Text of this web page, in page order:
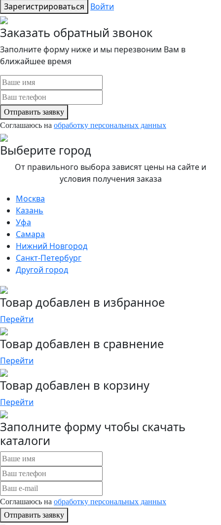
Зарегистрироваться
Войти
Заказать обратный звонок
Заполните форму ниже и мы перезвоним Вам в
ближайшее время
Отправить заявку
Соглашаюсь на обработку персональных данных
Выберите город
От правильного выбора зависят цены на сайте и
условия получения заказа
Москва
Казань
Уфа
Самара
Нижний Новгород
Санкт-Петербург
Другой город
Товар добавлен в избранное
Перейти
Товар добавлен в сравнение
Перейти
Товар добавлен в корзину
Перейти
Заполните форму чтобы скачать
каталоги
Соглашаюсь на обработку персональных данных
Отправить заявку